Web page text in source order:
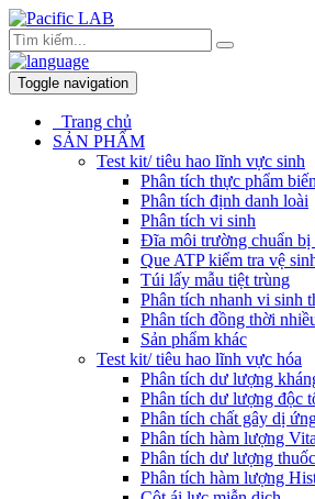
Toggle navigation
Trang chủ
SẢN PHẨM
Test kit/ tiêu hao lĩnh vực sinh
Phân tích thực phẩm
Phân tích định danh loài
Phân tích vi sinh
Đĩa môi trường chuẩn bị
Que ATP kiểm tra vệ
Túi lấy mẫu tiệt trùng
Phân tích nhanh vi sinh
Phân tích đồng thời
Sản phẩm khác
Test kit/ tiêu hao lĩnh vực hóa
Phân tích dư lượng
Phân tích dư lượng độc
Phân tích chất gây dị
Phân tích hàm lượng
Phân tích dư lượng
Phân tích hàm lượng